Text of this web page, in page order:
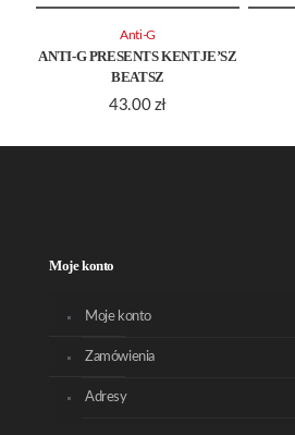
ANTI-G PRESENTS KENTJE’SZ
BEATSZ
43.00 zł
Anti-G
Moje konto
Moje konto
Zamówienia
Adresy